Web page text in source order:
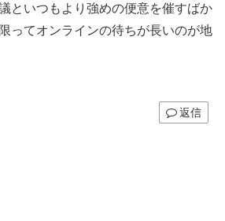
といつもより強めの便意を催すばか
ってオンラインの待ちが長いのが地
返信